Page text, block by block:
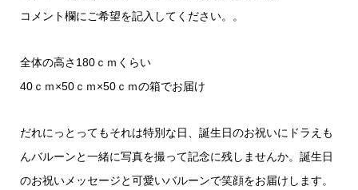
コメント欄にご希望を記入してください。。
全体の高さ180ｃｍくらい
40ｃｍ×50ｃｍ×50ｃｍの箱でお届け
だれにっとってもそれは特別な日、誕生日のお祝いにドラえも
んバルーンと一緒に写真を撮って記念に残しませんか。誕生日
のお祝いメッセージと可愛いバルーンで笑顔をお届けします。